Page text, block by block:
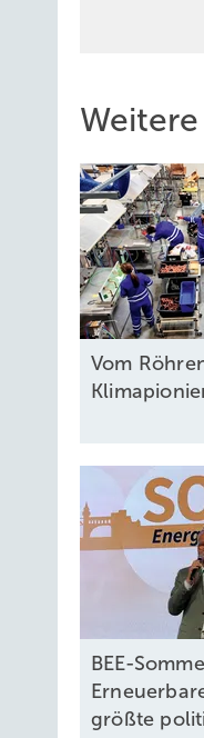
Vom
BEE-
größte